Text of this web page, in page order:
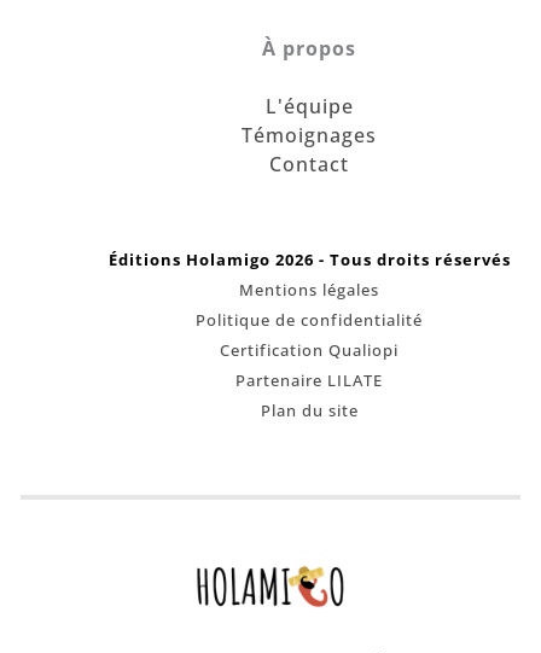
À propos
L'équipe
Témoignages
Contact
Éditions Holamigo 2026 - Tous droits réservés
Mentions légales
Politique de confidentialité
Certification Qualiopi
Partenaire LILATE
Plan du site